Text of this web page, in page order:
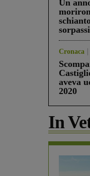
Un
Cronaca
aveva
2020
In